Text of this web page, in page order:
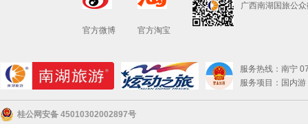
官方微博 官方淘宝
广西南湖国旅公
服务热线：南宁
服务项目：国内
桂公网安备 45010302002897号